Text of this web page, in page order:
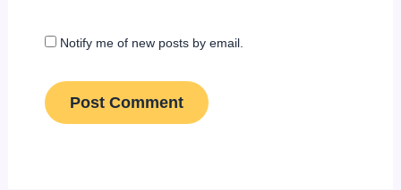
Notify me of new posts by email.